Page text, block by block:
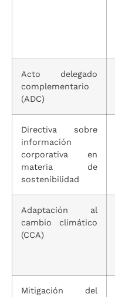
Acto delegado
complementario
(ADC)
Directiva sobre
información
corporativa en
materia de
sostenibilidad
Adaptación al
cambio climático
(CCA)
Mitigación del